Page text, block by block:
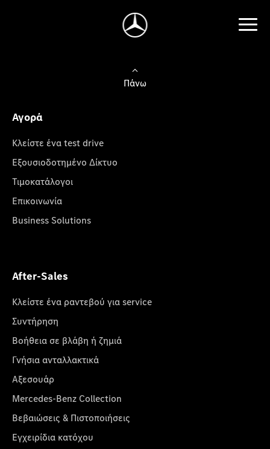
Πάνω
Αγορά
Κλείστε ένα test drive
Εξουσιοδοτημένο Δίκτυο
Τιμοκατάλογοι
Επικοινωνία
Business Solutions
After-Sales
Κλείστε ένα ραντεβού για service
Συντήρηση
Βοήθεια σε βλάβη ή ζημιά
Γνήσια ανταλλακτικά
Αξεσουάρ
Mercedes-Benz Collection
Βεβαιώσεις & Πιστοποιήσεις
Εγχειρίδια κατόχου